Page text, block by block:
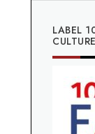
LABEL